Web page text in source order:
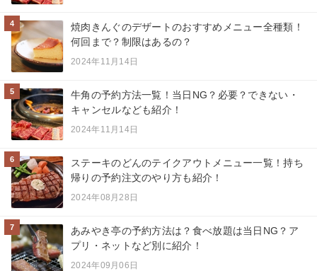
4
焼肉きんぐのデザートのおすすめメニュー全種類！
何回まで？制限はあるの？
2024年11月14日
5
牛角の予約方法一覧！当日NG？必要？できない・
キャンセルなども紹介！
2024年11月14日
6
ステーキのどんのテイクアウトメニュー一覧！持ち
帰りの予約注文のやり方も紹介！
2024年08月28日
7
あみやき亭の予約方法は？食べ放題は当日NG？ア
プリ・ネットなど別に紹介！
2024年09月06日